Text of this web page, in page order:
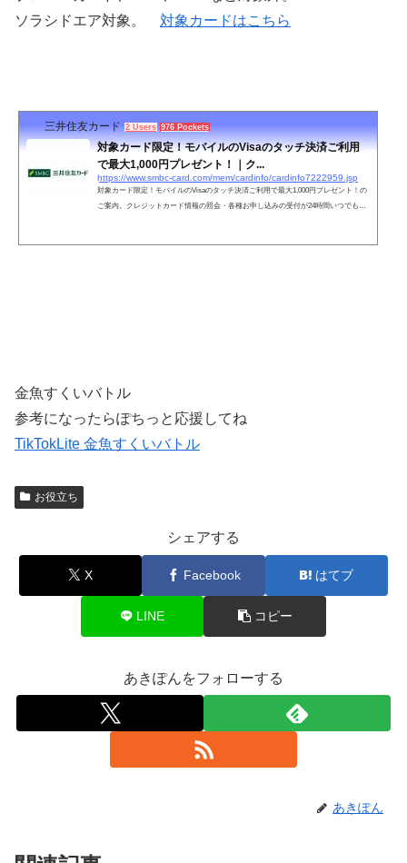
ソラシドエア対象。 対象カードはこちら
三井住友カード 2 Users 976 Pockets
対象カード限定！モバイルのVisaのタッチ決済ご利用
で最大1,000円プレゼント！｜ク...
https://www.smbc-card.com/mem/cardinfo/cardinfo7222959.jsp
対象カード限定！モバイルのVisaのタッチ決済ご利用で最大1,000円プレゼント！の
ご案内。クレジットカード情報の照会・各種お申し込みの受付が24時間いつでもO
金魚すくいバトル
参考になったらぽちっと応援してね
TikTokLite 金魚すくいバトル
お役立ち
シェアする
X Facebook はてブ
LINE コピー
あきぽんをフォローする
あきぽん